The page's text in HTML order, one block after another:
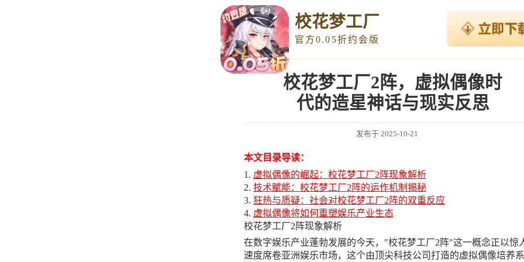
校花梦工厂
官方0.05折约会版
校花梦工厂2阵，虚拟偶像时
代的造星神话与现实反思
发布于 2025-10-21
本文目录导读：
虚拟偶像的崛起：校花梦工厂2阵现象解析
技术赋能：校花梦工厂2阵的运作机制揭秘
狂热与质疑：社会对校花梦工厂2阵的双重反应
虚拟偶像将如何重塑娱乐产业生态
校花梦工厂2阵现象解析
在数字娱乐产业蓬勃发展的今天，"校花梦工厂2阵"这一概念正以惊
速度席卷亚洲娱乐市场，这个由顶尖科技公司打造的虚拟偶像培养系